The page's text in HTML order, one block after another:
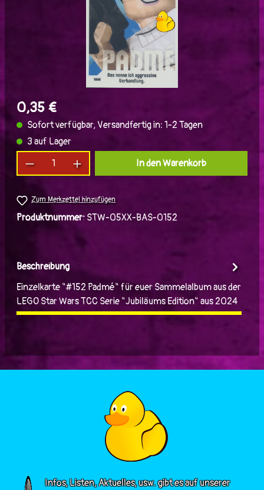
0,35 €
Sofort verfügbar, Versandfertig in: 1-2 Tagen
3 auf Lager
Produkt Anzahl: Gib den gewünschten Wert
In den Warenkorb
Zum Merkzettel hinzufügen
Produktnummer: STW-05XX-BAS-0152
Beschreibung
Einzelkarte "#152 Padmé" für euer Sammelalbum aus der
LEGO Star Wars TCC Serie "Jubiläums Edition" aus 2024
Infos, Listen, Aktuelles, usw. gibt es auf unserer